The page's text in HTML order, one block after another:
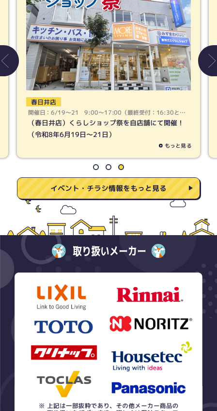
春日井店
開催日：6/19〜21 9:00〜17:00（最終受付：16:30とな
ります）
（春日井店）くらしショップ祭を自店舗にて開催！
（令和8年6月19日〜21日）
もっと見る
イベント・チラシ情報をもっと見る
取り扱いメーカー